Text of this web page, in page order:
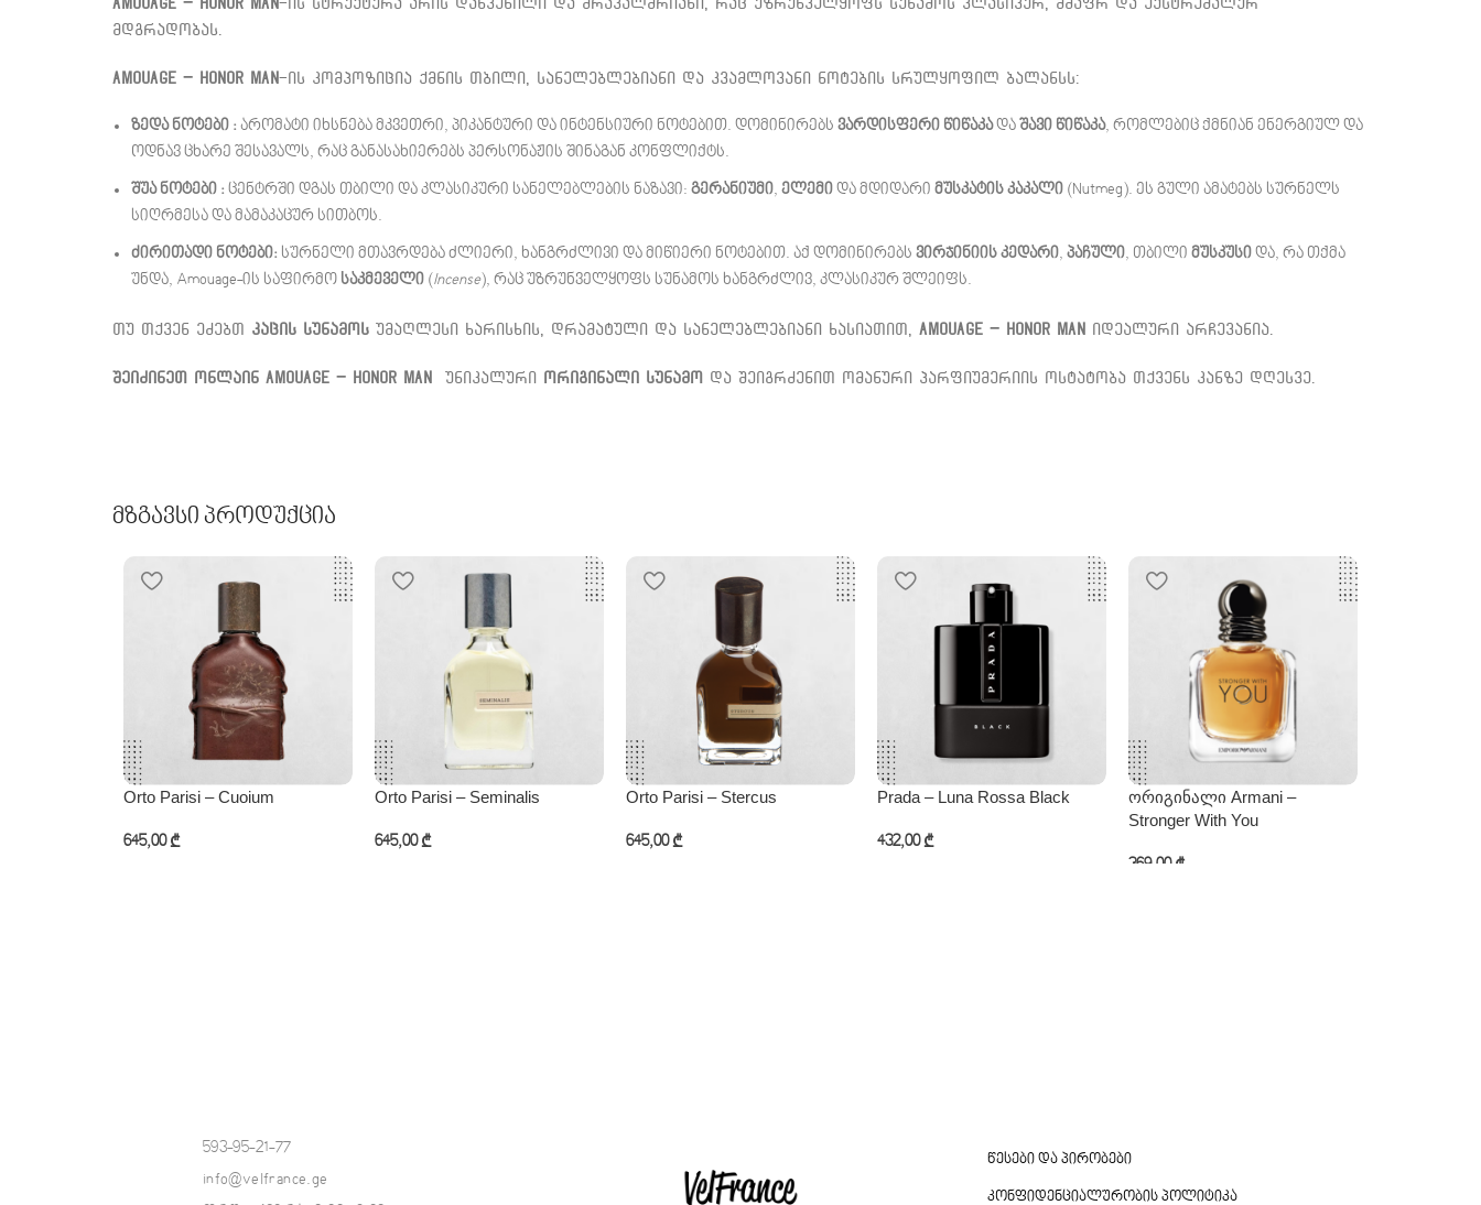
მდგრადობას.
Amouage – Honor Man-ის კომპოზიცია ქმნის თბილი, სანელებლებიანი და კვამლოვანი ნოტების სრულყოფილ ბალანსს:
ზედა ნოტები : არომატი იხსნება მკვეთრი, პიკანტური და ინტენსიური ნოტებით. დომინირებს ვარდისფერი წიწაკადა შავი წიწაკა, რომლებიც ქმნიან ენერგიულ და
ოდნავ ცხარე შესავალს, რაც განასახიერებს პერსონაჟის შინაგან კონფლიქტს.
შუა ნოტები : ცენტრში დგას თბილი და კლასიკური სანელებლების ნაზავი: გერანიუმი, ელემი და მდიდარი მუსკატის კაკალი (Nutmeg). ეს გული ამატებს სურნელს
სიღრმესა და მამაკაცურ სითბოს.
ძირითადი ნოტები: სურნელი მთავრდება ძლიერი, ხანგრძლივი და მიწიერი ნოტებით. აქ დომინირებს ვირჯინიის კედარი, პაჩული, თბილი მუსკუსი და, რა თქმა
უნდა, Amouage-ის საფირმო საკმეველი (Incense), რაც უზრუნველყოფს სუნამოს ხანგრძლივ, კლასიკურ შლეიფს.
თუ თქვენ ეძებთ კაცის სუნამოს უმაღლესი ხარისხის, დრამატული და სანელებლებიანი ხასიათით, Amouage – Honor Man იდეალური არჩევანია.
შეიძინეთ ონლაინ Amouage – Honor Man უნიკალური ორიგინალი სუნამო და შეიგრძენით ომანური პარფიუმერიის ოსტატობა თქვენს კანზე დღესვე.
Მზგავსი Პროდუქცია
Orto Parisi – Cuoium
645,00 ₾
Orto Parisi – Seminalis
645,00 ₾
Orto Parisi – Stercus
645,00 ₾
Prada – Luna Rossa Black
432,00 ₾
ორიგინალი Armani –
Stronger With You
369,00 ₾
593-95-21-77
info@velfrance.ge
წესები და პირობები
კონფიდენციალურობის პოლიტიკა